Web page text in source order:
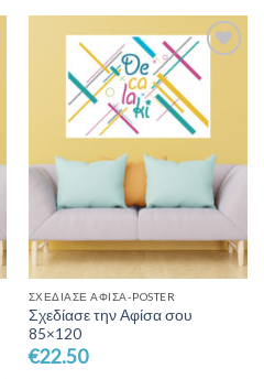
Add to
ΣΧΕΔΊΑΣΕ ΑΦΊΣΑ-POSTER
Σχεδίασε την Αφίσα σου
85×120
€22.50